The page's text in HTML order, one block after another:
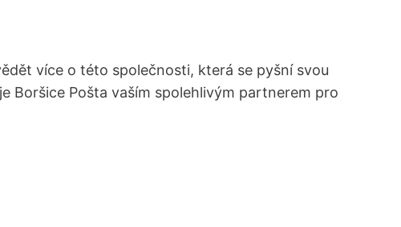
více o této‍ společnosti, která se pyšní svou
Boršice Pošta vaším spolehlivým partnerem pro